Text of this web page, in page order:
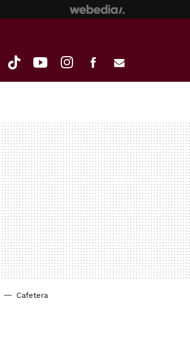
MAIL
Cafetera